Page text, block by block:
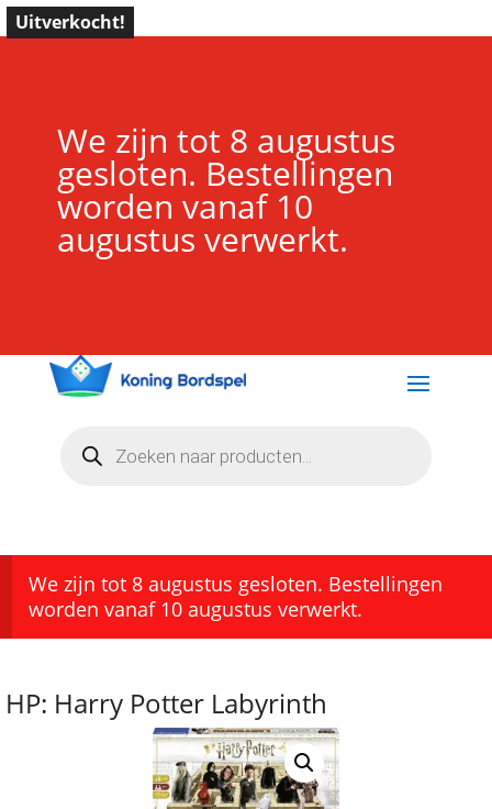
We zijn tot 8 augustus
gesloten. Bestellingen
worden vanaf 10
augustus verwerkt.
zoeken
We zijn tot 8 augustus gesloten. Bestellingen
worden vanaf 10 augustus verwerkt.
Uitverkocht!
HP: Harry Potter Labyrinth